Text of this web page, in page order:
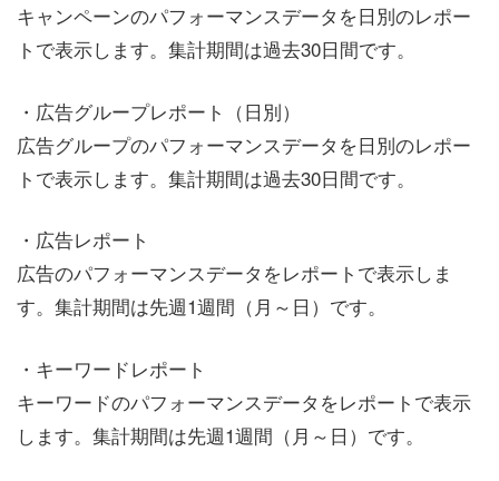
キャンペーンのパフォーマンスデータを日別のレポー
トで表示します。集計期間は過去30日間です。
・広告グループレポート（日別）
広告グループのパフォーマンスデータを日別のレポー
トで表示します。集計期間は過去30日間です。
・広告レポート
広告のパフォーマンスデータをレポートで表示しま
す。集計期間は先週1週間（月～日）です。
・キーワードレポート
キーワードのパフォーマンスデータをレポートで表示
します。集計期間は先週1週間（月～日）です。